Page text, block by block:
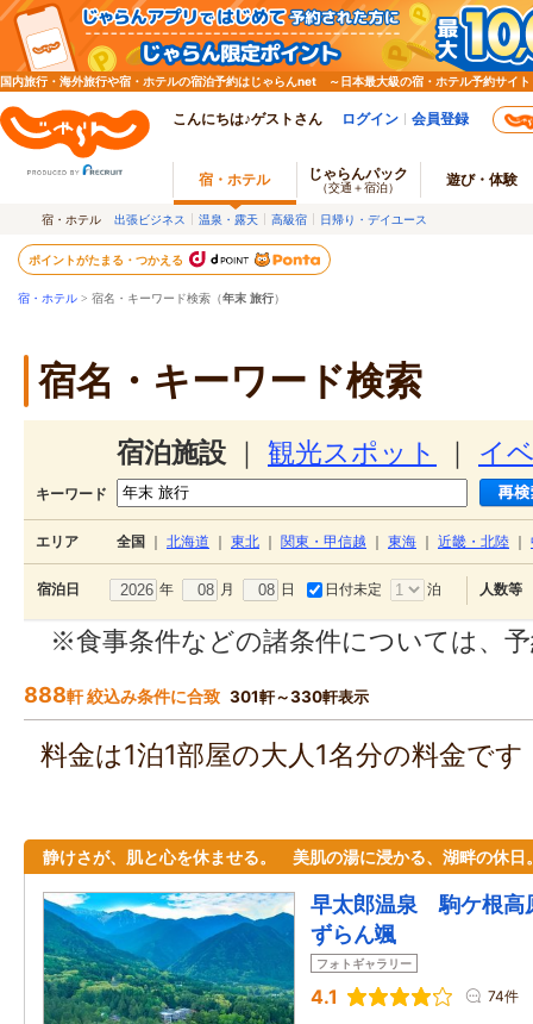
国内旅行・海外旅行や宿・ホテルの宿泊予約はじゃらんnet ～日本最大級の宿・ホテル予約サイト
こんにちは♪ゲストさん ログイン 会員登録
宿・ホテル じゃらんパック
（交通＋宿泊） 遊び・体験
宿・ホテル 出張ビジネス 温泉・露天 高級宿 日帰り・デイユース
ポイントがたまる・つかえる
宿・ホテル > 宿名・キーワード検索（年末 旅行）
宿名・キーワード検索
宿泊施設 観光スポット イ
キーワード
エリア 全国 北海道 東北 関東・甲信越 東海 近畿・北陸
宿泊日 年 月 日 日付未定 泊 人数等
※食事条件などの諸条件については、
888軒 絞込み条件に合致 301軒～330軒表示
料金は1泊1部屋の大人1名分の料金で
静けさが、肌と心を休ませる。 美肌の湯に浸かる、湖畔の休日
早太郎温泉 駒ケ根
ずらん颯
フォトギャラリー
4.1 74件